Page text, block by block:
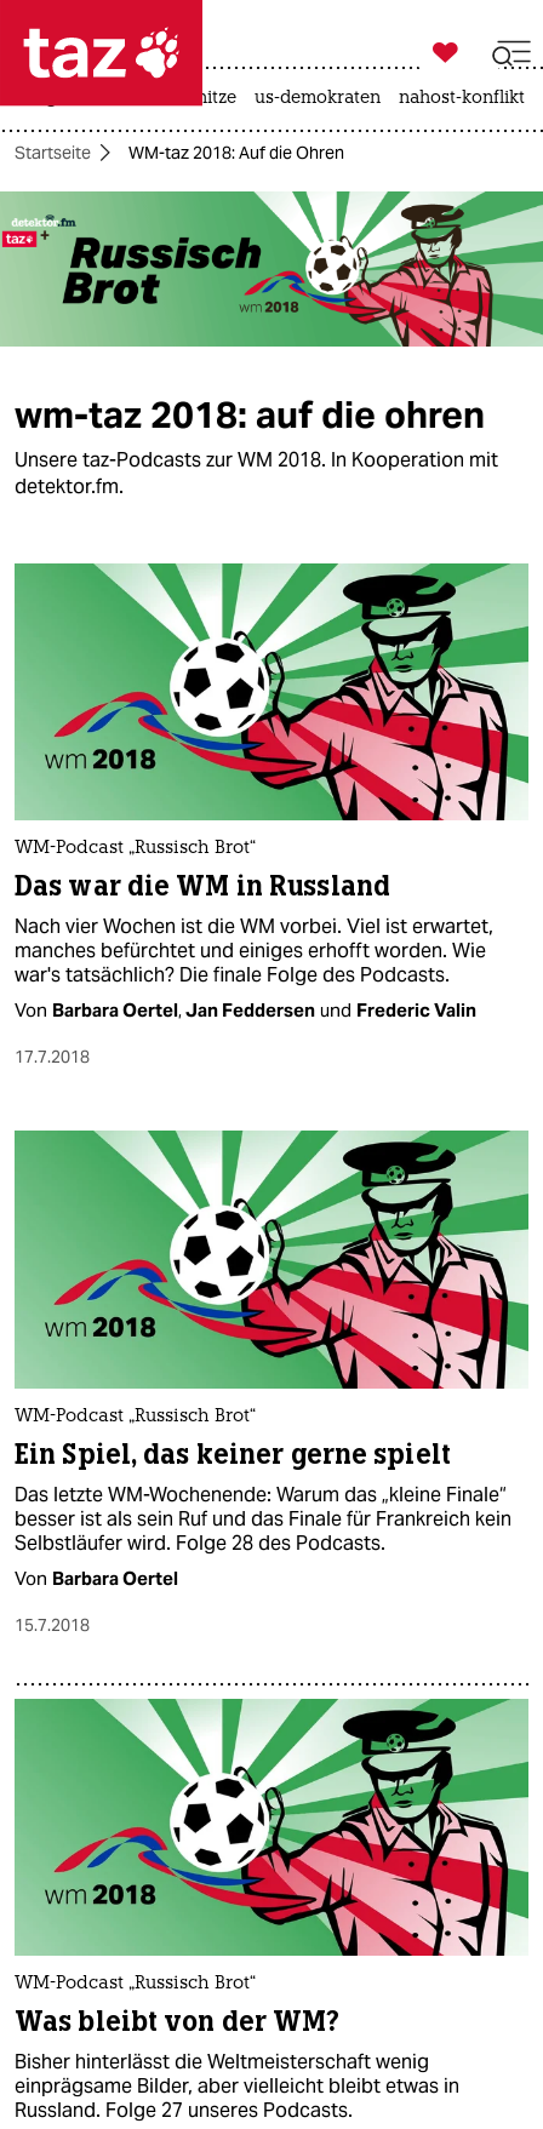
 taz zahl ich
taz zahl ich
themen
politik
kultur
sport
verlag
verlag
shop
fragen & hilfe
unterstützen
genossenschaft

taz zahl ich
hitze us-demokraten nahost-konflikt
Startseite WM-taz 2018: Auf die Ohren
wm-taz 2018: auf die ohren
Unsere taz-Podcasts zur WM 2018. In Kooperation mit
detektor.fm.
WM-Podcast „Russisch Brot“
Das war die WM in Russland
Nach vier Wochen ist die WM vorbei. Viel ist erwartet,
manches befürchtet und einiges erhofft worden. Wie
war's tatsächlich? Die finale Folge des Podcasts.
Von Barbara Oertel,Jan Feddersen und Frederic Valin
17.7.2018
WM-Podcast „Russisch Brot“
Ein Spiel, das keiner gerne spielt
Das letzte WM-Wochenende: Warum das „kleine Finale“
besser ist als sein Ruf und das Finale für Frankreich kein
Selbstläufer wird. Folge 28 des Podcasts.
Von Barbara Oertel
15.7.2018
WM-Podcast „Russisch Brot“
Was bleibt von der WM?
Bisher hinterlässt die Weltmeisterschaft wenig
einprägsame Bilder, aber vielleicht bleibt etwas in
Russland. Folge 27 unseres Podcasts.